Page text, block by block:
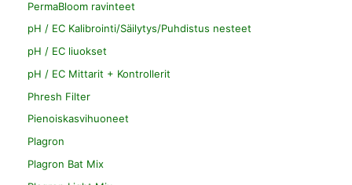
PermaBloom ravinteet
pH / EC Kalibrointi/Säilytys/Puhdistus nesteet
pH / EC liuokset
pH / EC Mittarit + Kontrollerit
Phresh Filter
Pienoiskasvihuoneet
Plagron
Plagron Bat Mix